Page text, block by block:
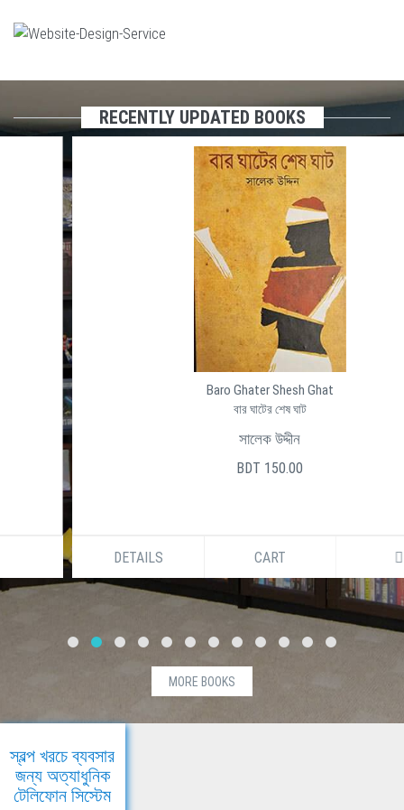
RECENTLY UPDATED BOOKS
Baro Ghater Shesh Ghat
বার ঘাটের শেষ ঘাট
DETAILS
MORE BOOKS
স্বল্প খরচে ব্যবসার
জন্য অত্যাধুনিক
টেলিফোন সিস্টেম